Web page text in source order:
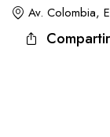
Tours
Av. Colombia,
Compartir